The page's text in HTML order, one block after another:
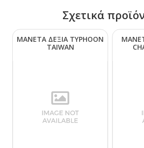
Σχετικά
ΜΑΝΕΤΑ ΔΕΞΙΑ ΤΥΡΗΟΟΝ
ΤΑΙWΑΝ